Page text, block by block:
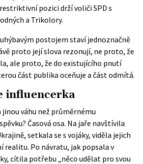
pozici drží voliči SPD s
a Trikolory.
postojem staví jednoznačně
proto její slova rezonují, ne proto, že
ale proto, že do existujícího pnutí
část publika oceňuje a část odmítá.
influencerka
jinou váhu než průměrnému
Časová osa. Na jaře navštívila
setkala se s vojáky, viděla jejich
realitu. Po návratu, jak popsala v
, cítila potřebu „něco udělat pro svou